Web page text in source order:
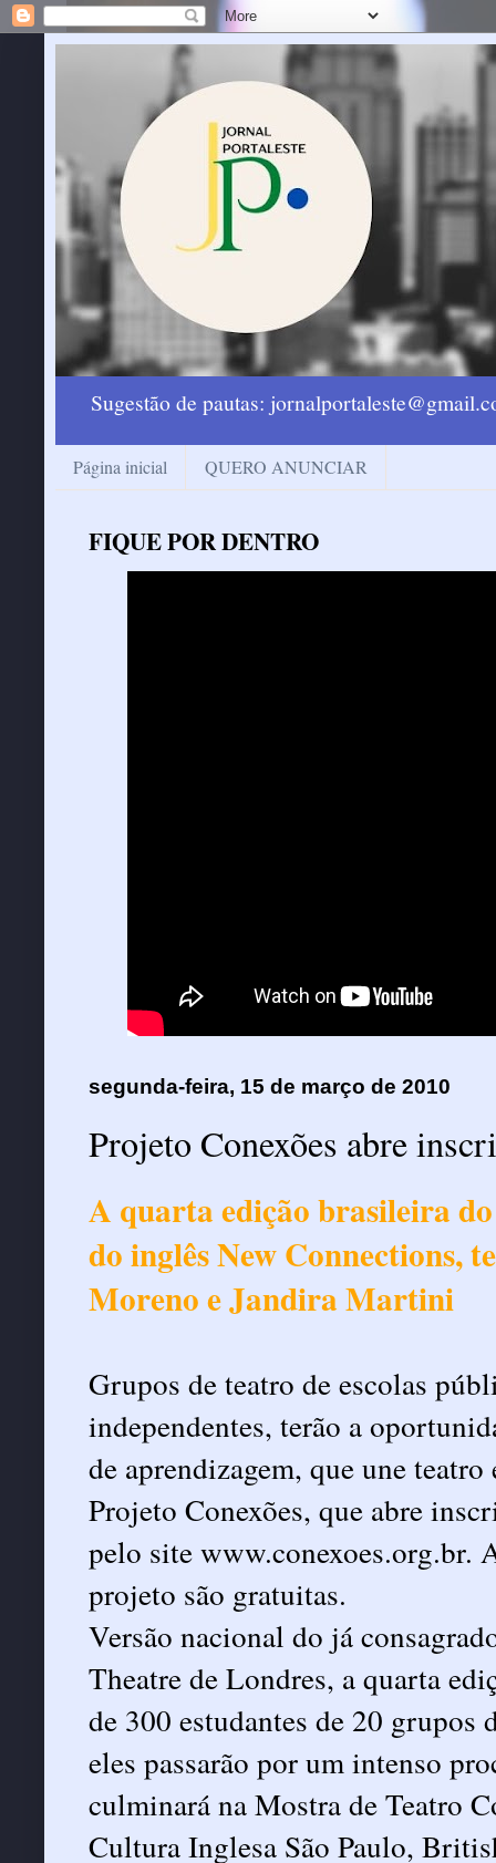
Sugestão de pautas:
Página inicial QUERO ANUNCIAR
FIQUE POR DENTRO
segunda-feira, 15 de março de 2010
Projeto Conexões abre
A quarta edição brasileira
do inglês New Connections,
Moreno e Jandira Martini
Grupos de teatro de escolas
independentes, terão a
de aprendizagem, que une
Projeto Conexões, que abre
pelo site www.conexoes.org.br.
projeto são gratuitas.
Versão nacional do já
Theatre de Londres, a quarta
de 300 estudantes de 20 grupos
eles passarão por um intenso
culminará na Mostra de Teatro
Cultura Inglesa São Paulo,